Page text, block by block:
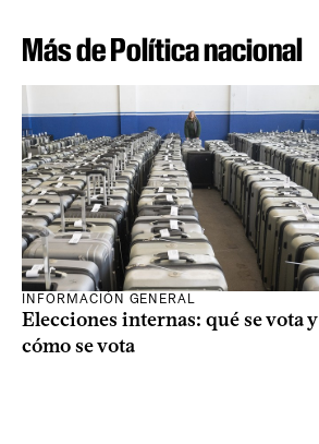
Más de Política nacional
INFORMACIÓN GENERAL
Elecciones internas: qué se vota y
cómo se vota